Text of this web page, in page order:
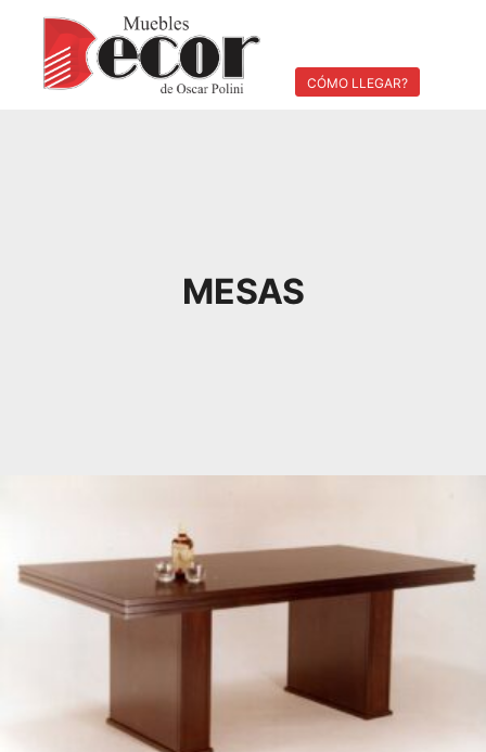
CÓMO LLEGAR?
MESAS